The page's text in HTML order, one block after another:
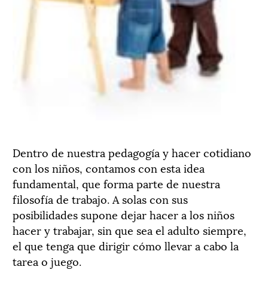
Dentro de nuestra pedagogía y hacer cotidiano
con los niños, contamos con esta idea
fundamental, que forma parte de nuestra
filosofía de trabajo. A solas con sus
posibilidades supone dejar hacer a los niños
hacer y trabajar, sin que sea el adulto siempre,
el que tenga que dirigir cómo llevar a cabo la
tarea o juego.